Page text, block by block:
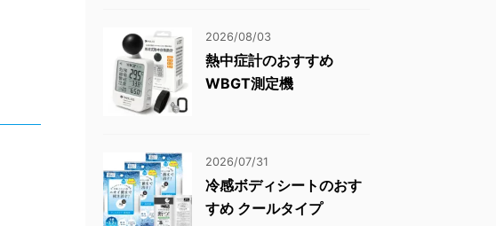
2026/08/03
熱中症計のおすすめ
WBGT測定機
2026/07/31
冷感ボディシートのおす
すめ クールタイプ